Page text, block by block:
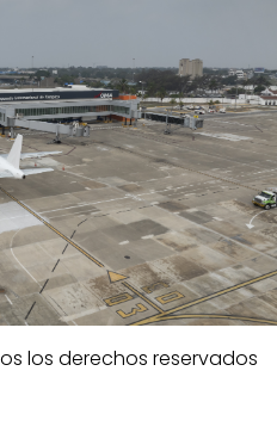
los derechos reservados